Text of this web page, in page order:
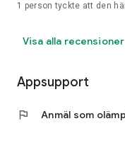
1 person tyckte att den
Visa alla recensioner
Appsupport
flag Anmäl som